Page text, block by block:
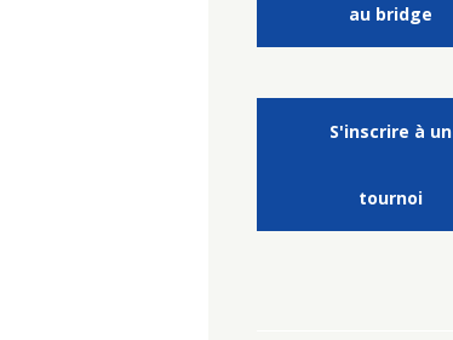
au bridge
S'inscrire à un
tournoi